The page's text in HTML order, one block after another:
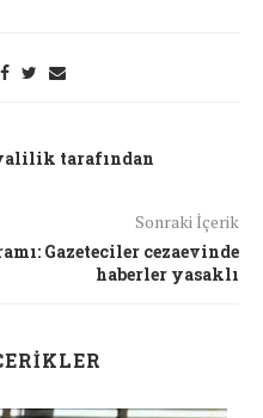
tarafından
Sonraki İçerik
Gazeteciler cezaevinde
haberler yasaklı